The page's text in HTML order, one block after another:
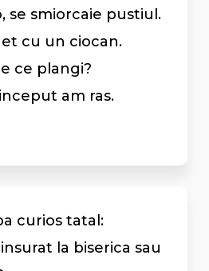
se smiorcaie pustiul.
cu un ciocan.
ce plangi?
am ras.
curios tatal:
la biserica sau